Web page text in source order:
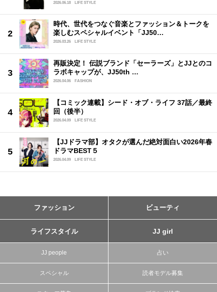
2026.06.18
LIFE STYLE
時代、世代をつなぐ音楽とファッション＆トークを
楽しむスペシャルイベント「JJ50…
2026.03.26 LIFE STYLE
再販決定！ 伝説ブランド「セーラーズ」とJJとのコ
ラボキャップが、JJ50th …
2026.04.06 FASHION
【コミック連載】シード・オブ・ライフ 37話／最終
回（後半）
2026.04.09 LIFE STYLE
【JJドラマ部】オタクが選んだ絶対面白い2026年春
ドラマBEST５
2026.04.09 LIFE STYLE
ファッション ビューティ
ライフスタイル JJ girl
JJ people 占い
スペシャル 読者モデル募集